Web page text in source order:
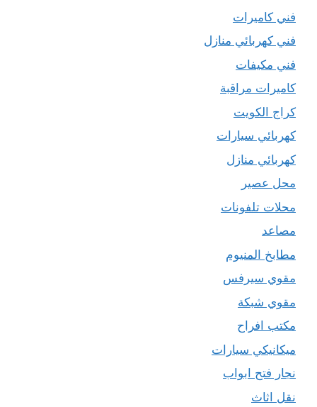
فني كاميرات
فني كهربائي منازل
فني مكيفات
كاميرات مراقبة
كراج الكويت
كهربائي سيارات
كهربائي منازل
محل عصير
محلات تلفونات
مصاعد
مطابخ المنيوم
مقوي سيرفس
مقوي شبكة
مكتب افراح
ميكانيكي سيارات
نجار فتح ابواب
نقل اثاث